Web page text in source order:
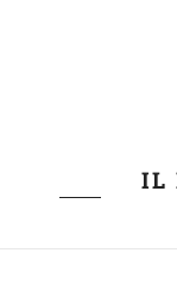
IL